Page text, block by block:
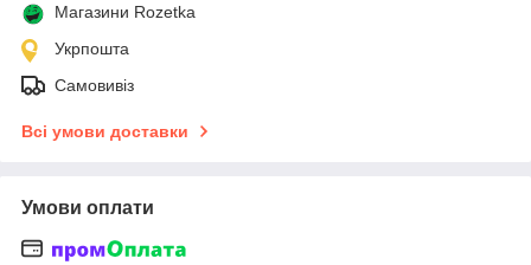
Магазини Rozetka
Укрпошта
Самовивіз
Всі умови доставки
Умови оплати